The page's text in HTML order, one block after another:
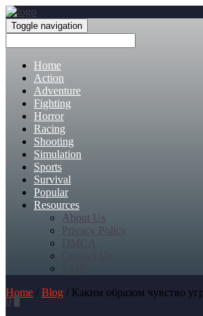
Toggle navigation
Home
Action
Adventure
Fighting
Horror
Racing
Shooting
Simulation
Sports
Survival
Popular
Resources
About Us
Privacy Policy
DMCA
Home / Blog / Каким образом чувство
0